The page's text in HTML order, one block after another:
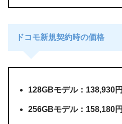
ドコモ新規契約時の価格
128GBモデル：138,930円
256GBモデル：158,180円